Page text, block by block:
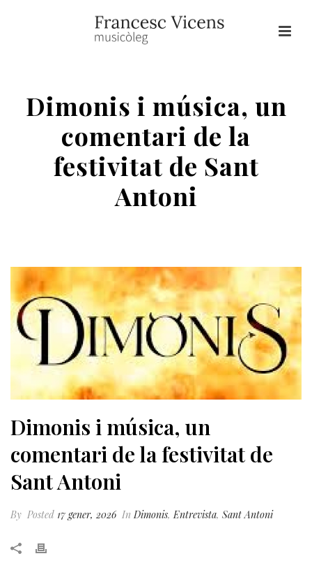
Dimonis i música, un
comentari de la
festivitat de Sant
Antoni
Dimonis i música, un
comentari de la festivitat de
Sant Antoni
By Posted 17 gener, 2026 In Dimonis, Entrevista, Sant Antoni